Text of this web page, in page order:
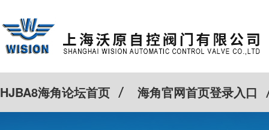
HJBA8海角论坛首页 海角官网首页登录入口